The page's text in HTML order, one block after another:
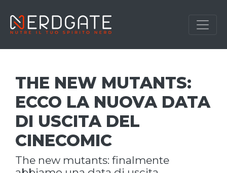
THE NEW MUTANTS:
ECCO LA NUOVA DATA
DI USCITA DEL
CINECOMIC
the new mutants: finalmente